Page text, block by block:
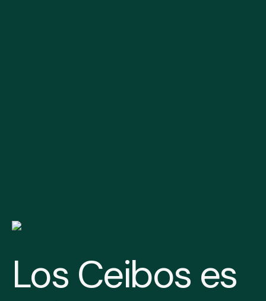
Los Ceibos es